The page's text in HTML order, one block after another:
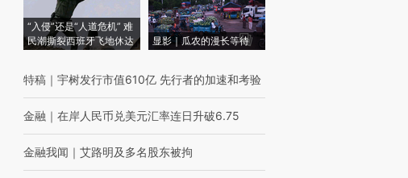
“入侵”还是“人道危机” 难
民潮撕裂西班牙飞地休达
显影｜瓜农的漫长等待
特稿 ｜ 宇树发行市值610亿 先行者的加速和考验
金融 ｜ 在岸人民币兑美元汇率连日升破6.75
金融我闻 ｜ 艾路明及多名股东被拘